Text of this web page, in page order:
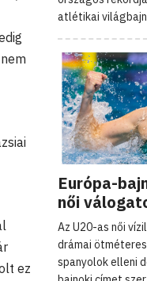
ez
atlétikai
Európa-
női
Az U20-as női
drámai
spanyolok elleni